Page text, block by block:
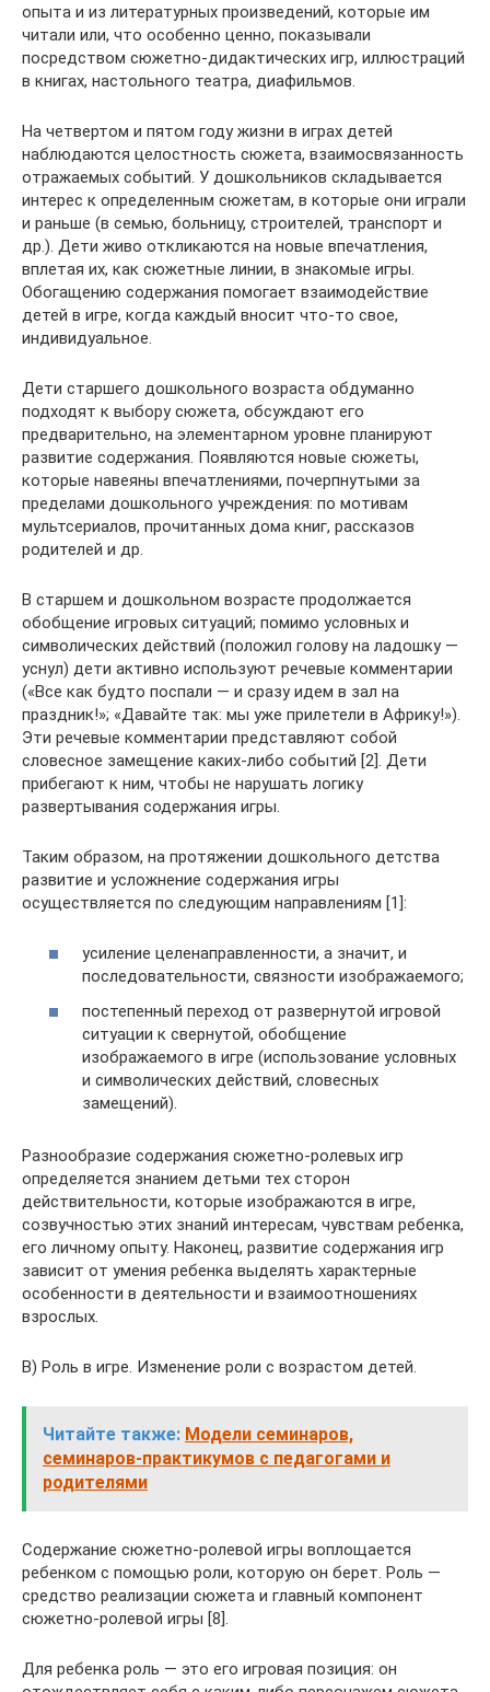
опыта и из литературных произведений, которые им
читали или, что особенно ценно, показывали
посредством сюжетно-дидактических игр, иллюстраций
в книгах, настольного театра, диафильмов.
На четвертом и пятом году жизни в играх детей
наблюдаются целостность сюжета, взаимосвязанность
отражаемых событий. У дошкольников складывается
интерес к определенным сюжетам, в которые они играли
и раньше (в семью, больницу, строителей, транспорт и
др.). Дети живо откликаются на новые впечатления,
вплетая их, как сюжетные линии, в знакомые игры.
Обогащению содержания помогает взаимодействие
детей в игре, когда каждый вносит что-то свое,
индивидуальное.
Дети старшего дошкольного возраста обдуманно
подходят к выбору сюжета, обсуждают его
предварительно, на элементарном уровне планируют
развитие содержания. Появляются новые сюжеты,
которые навеяны впечатлениями, почерпнутыми за
пределами дошкольного учреждения: по мотивам
мультсериалов, прочитанных дома книг, рассказов
родителей и др.
В старшем и дошкольном возрасте продолжается
обобщение игровых ситуаций; помимо условных и
символических действий (положил голову на ладошку —
уснул) дети активно используют речевые комментарии
(«Все как будто поспали — и сразу идем в зал на
праздник!»; «Давайте так: мы уже прилетели в Африку!»).
Эти речевые комментарии представляют собой
словесное замещение каких-либо событий [2]. Дети
прибегают к ним, чтобы не нарушать логику
развертывания содержания игры.
Таким образом, на протяжении дошкольного детства
развитие и усложнение содержания игры
осуществляется по следующим направлениям [1]:
усиление целенаправленности, а значит, и
последовательности, связности изображаемого;
постепенный переход от развернутой игровой
ситуации к свернутой, обобщение
изображаемого в игре (использование условных
и символических действий, словесных
замещений).
Разнообразие содержания сюжетно-ролевых игр
определяется знанием детьми тех сторон
действительности, которые изображаются в игре,
созвучностью этих знаний интересам, чувствам ребенка,
его личному опыту. Наконец, развитие содержания игр
зависит от умения ребенка выделять характерные
особенности в деятельности и взаимоотношениях
взрослых.
В) Роль в игре. Изменение роли с возрастом детей.
Читайте также: Модели семинаров,
семинаров-практикумов с педагогами и
родителями
Содержание сюжетно-ролевой игры воплощается
ребенком с помощью роли, которую он берет. Роль —
средство реализации сюжета и главный компонент
сюжетно-ролевой игры [8].
Для ребенка роль — это его игровая позиция: он